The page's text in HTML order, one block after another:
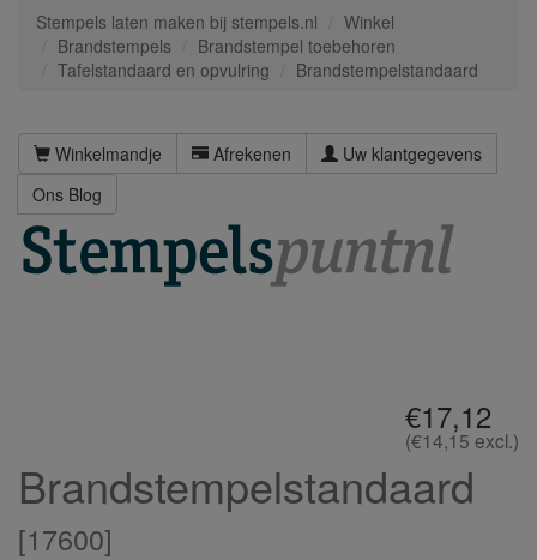
Stempels laten maken bij stempels.nl
Winkel
Brandstempels
Brandstempel toebehoren
Tafelstandaard en opvulring
Brandstempelstandaard
Winkelmandje Afrekenen
Uw klantgegevens
Ons Blog
€17,12
(€14,15 excl.)
Brandstempelstandaard
[17600]